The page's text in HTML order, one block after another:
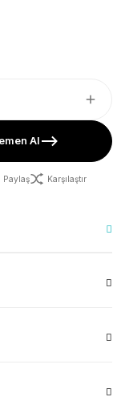
Al
Paylaş Karşılaştır